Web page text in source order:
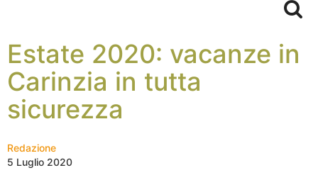
Estate 2020: vacanze in
Carinzia in tutta
sicurezza
Redazione
5 Luglio 2020